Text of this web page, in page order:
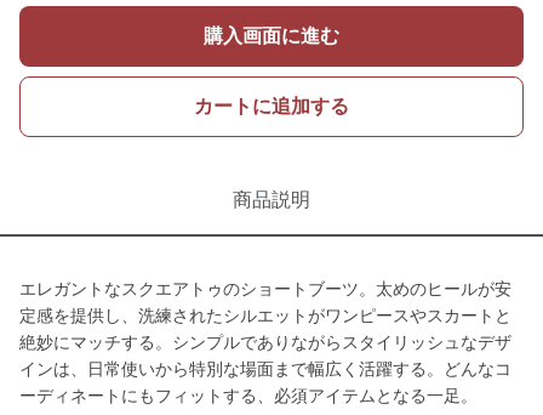
購入画面に進む
カートに追加する
商品説明
エレガントなスクエアトゥのショートブーツ。太めのヒールが安
定感を提供し、洗練されたシルエットがワンピースやスカートと
絶妙にマッチする。シンプルでありながらスタイリッシュなデザ
インは、日常使いから特別な場面まで幅広く活躍する。どんなコ
ーディネートにもフィットする、必須アイテムとなる一足。